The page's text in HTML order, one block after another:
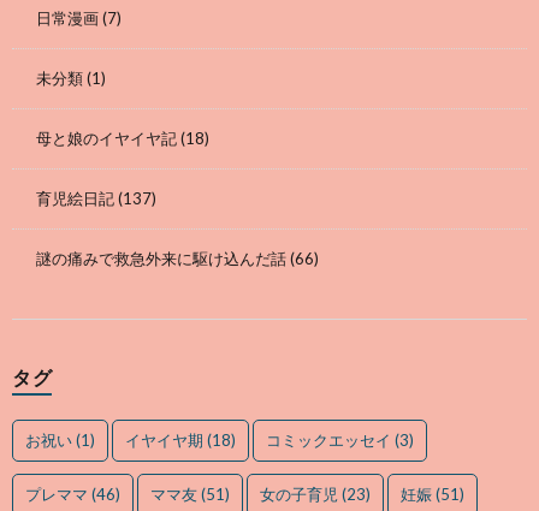
日常漫画(7)
未分類(1)
母と娘のイヤイヤ記(18)
育児絵日記(137)
謎の痛みで救急外来に駆け込んだ話(66)
タグ
お祝い(1) イヤイヤ期 (18) コミックエッセイ (3)
プレママ (46) ママ友(51) 女の子育児(23) 妊娠(51)